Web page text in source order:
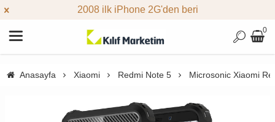
2008 ilk iPhone 2G'den beri
0
Anasayfa Xiaomi Redmi Note 5 Microsonic Xiaomi